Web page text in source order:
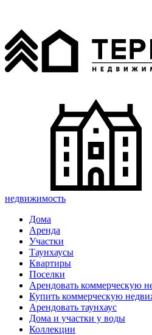
недвижимость
Дома
Аренда
Участки
Таунхаусы
Квартиры
Поселки
Арендовать коммерческую
Купить коммерческую
Арендовать таунхаус
Дома и участки у воды
Коллекции